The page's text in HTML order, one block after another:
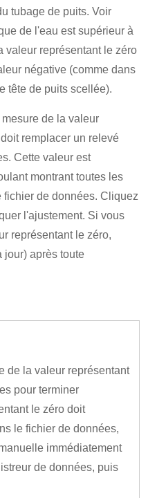
tubage de puits. Voir
de l'eau est supérieur à
valeur représentant le zéro
négative (comme dans
tête de puits scellée).
de la valeur
remplacer un relevé
Cette valeur est
montrant toutes les
de données. Cliquez
l'ajustement. Si vous
représentant le zéro,
jour) après toute
de la valeur représentant
pour terminer
le zéro doit
le fichier de données,
immédiatement
de données, puis